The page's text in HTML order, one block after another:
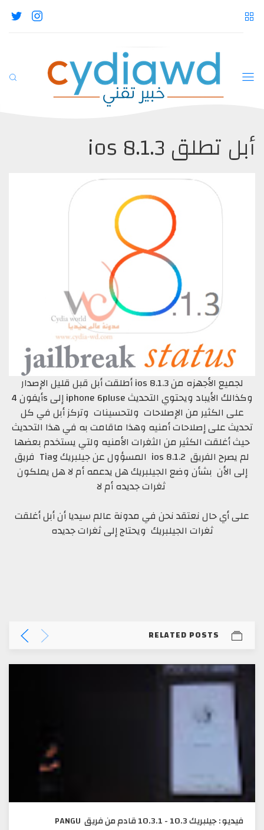
أبل تطلق ios 8.1.3
أطلقت أبل قبل قليل الإصدار ios 8.1.3 لجميع الأجهزه من
أيفون 4s إلى iphone 6pluse وكذالك الأيباد ويحتوي التحديث
على الكثير من الإصلاحات ولتحسينات وتركز أبل في كل
تحديث على إصلاحات أمنيه وهذا ماقامت به في هذا التحديث
حيث أغلقت الكثير من الثغرات الأمنيه ولتي يستخدم بعضها
فريق Tiag المسؤول عن جيلبريك ios 8.1.2 لم يصرح الفريق
إلى الأن بشأن وضع الجيلبريك هل يدعمه أم لا هل يملكون
ثغرات جديده أم لا
على أي حال نعتقد نحن في مدونة عالم سيديا أن أبل أغلقت
ثغرات الجيلبريك ويحتاج إلى ثغرات جديده
RELATED POSTS
فيديو : جيلبريك 10.3 - 10.3.1 قادم من فريق PANGU